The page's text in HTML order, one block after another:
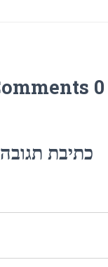
0 Comments
כתיבת תגובה